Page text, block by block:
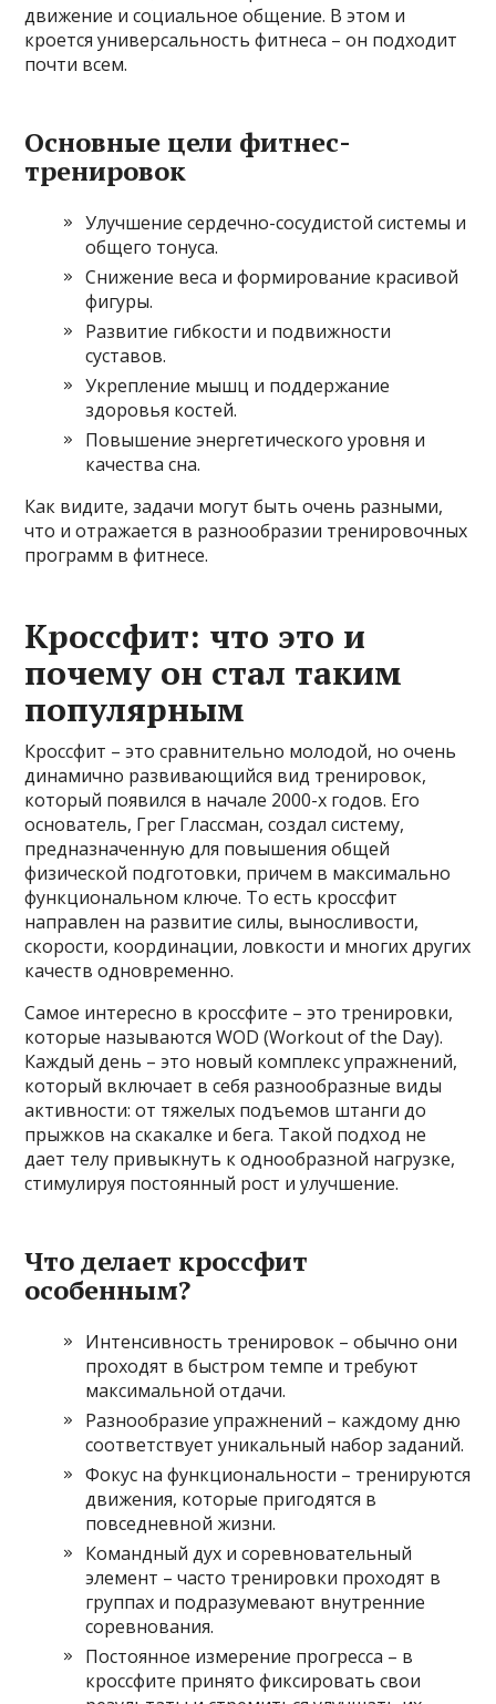
движение и социальное общение. В этом и
кроется универсальность фитнеса – он подходит
почти всем.
Основные цели фитнес-
тренировок
Улучшение сердечно-сосудистой системы и
общего тонуса.
Снижение веса и формирование красивой
фигуры.
Развитие гибкости и подвижности
суставов.
Укрепление мышц и поддержание
здоровья костей.
Повышение энергетического уровня и
качества сна.
Как видите, задачи могут быть очень разными,
что и отражается в разнообразии тренировочных
программ в фитнесе.
Кроссфит: что это и
почему он стал таким
популярным
Кроссфит – это сравнительно молодой, но очень
динамично развивающийся вид тренировок,
который появился в начале 2000-х годов. Его
основатель, Грег Глассман, создал систему,
предназначенную для повышения общей
физической подготовки, причем в максимально
функциональном ключе. То есть кроссфит
направлен на развитие силы, выносливости,
скорости, координации, ловкости и многих других
качеств одновременно.
Самое интересно в кроссфите – это тренировки,
которые называются WOD (Workout of the Day).
Каждый день – это новый комплекс упражнений,
который включает в себя разнообразные виды
активности: от тяжелых подъемов штанги до
прыжков на скакалке и бега. Такой подход не
дает телу привыкнуть к однообразной нагрузке,
стимулируя постоянный рост и улучшение.
Что делает кроссфит
особенным?
Интенсивность тренировок – обычно они
проходят в быстром темпе и требуют
максимальной отдачи.
Разнообразие упражнений – каждому дню
соответствует уникальный набор заданий.
Фокус на функциональности – тренируются
движения, которые пригодятся в
повседневной жизни.
Командный дух и соревновательный
элемент – часто тренировки проходят в
группах и подразумевают внутренние
соревнования.
Постоянное измерение прогресса – в
кроссфите принято фиксировать свои